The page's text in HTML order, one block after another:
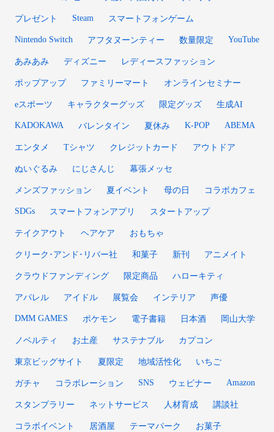
プレゼント Steam スマートフォンゲーム
Nintendo Switch アフタヌーンティー 数量限定 YouTube
あみあみ ディズニー レディースファッション
ポップアップ ファミリーマート オンラインセミナー
eスポーツ キャラクターグッズ 限定グッズ 生成AI
KADOKAWA バレンタイン 夏休み K-POP ABEMA
エンタメ Tシャツ クレジットカード アウトドア
ぬいぐるみ にじさんじ 幕張メッセ
メンズファッション 夏イベント 母の日 コラボカフェ
SDGs スマートフォンアプリ スタートアップ
テイクアウト ヘアケア おもちゃ
クリーク･アンド･リバー社 和菓子 新刊 アニメイト
クラウドファンディング 限定商品 ハローキティ
アパレル アイドル 展覧会 インテリア 声優
DMM GAMES ポケモン 電子書籍 日本酒 岡山大学
ノベルティ お土産 サステナブル カプコン
東京ビッグサイト 夏限定 地域活性化 いちご
ガチャ コラボレーション SNS ウェビナー Amazon
スタンプラリー ネットサービス 人材育成 講談社
コラボイベント 居酒屋 テーマパーク お菓子